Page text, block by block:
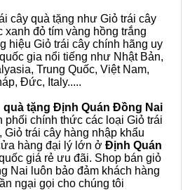
cây quà tặng như Giỏ trái cây
đỏ tím vàng hồng trắng
hiệu Giỏ trái cây chính hãng uy
gia nổi tiếng như Nhật Bản,
Trung Quốc, Việt Nam,
Đức, Italy.....
quà tặng Định Quán Đồng Nai
phối chính thức các loại Giỏ trái
trái cây hàng nhập khẩu
hàng đại lý lớn ở Định Quán
giá rẻ ưu đãi. Shop bán giỏ
Nai luôn bảo đảm khách hàng
ngại gọi cho chúng tôi